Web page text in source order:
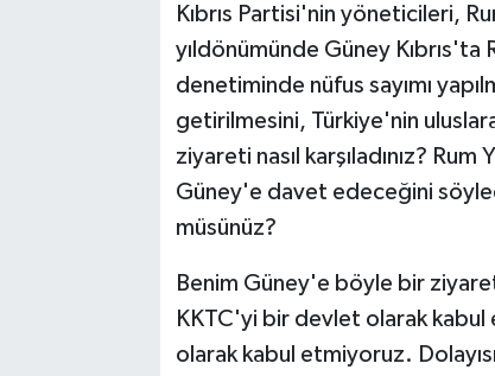
Kıbrıs Partisi'nin yöneticileri,
yıldönümünde Güney
denetiminde nüfus sayımı
getirilmesini, Türkiye'nin
ziyareti nasıl karşıladınız?
Güney'e davet edeceğini
müsünüz?
Benim Güney'e böyle bir
KKTC'yi bir devlet olarak kabul
olarak kabul etmiyoruz.